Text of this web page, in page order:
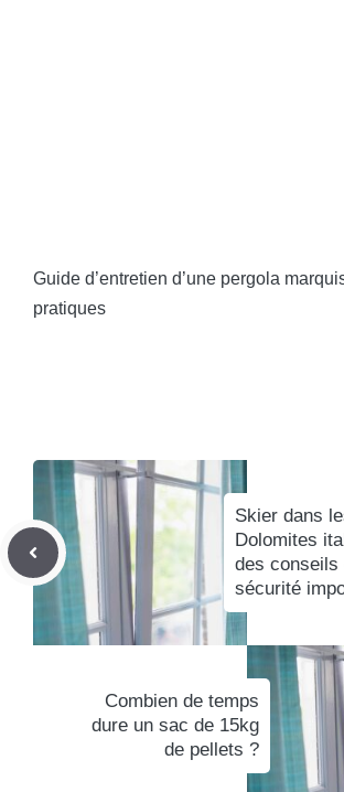
Guide d’entretien d’une pergola
pratiques
Skier dans
Dolomites
des conseils
sécurité
Combien de temps
dure un sac de 15kg
de pellets ?